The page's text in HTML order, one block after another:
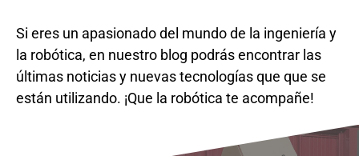
Si eres un apasionado del mundo de la ingeniería y
la robótica, en nuestro blog podrás encontrar las
últimas noticias y nuevas tecnologías que que se
están utilizando. ¡Que la robótica te acompañe!